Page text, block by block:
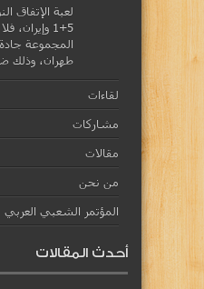
لعبة الإتفاق
5+1
المجموعة
طهران، وذلك
لقاءات
مشاركات
مقالات
من نحن
المؤتمر الشعبي العربي
أحدث المقالات